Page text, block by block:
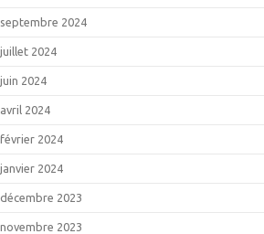
septembre 2024
juillet 2024
juin 2024
avril 2024
février 2024
janvier 2024
décembre 2023
novembre 2023